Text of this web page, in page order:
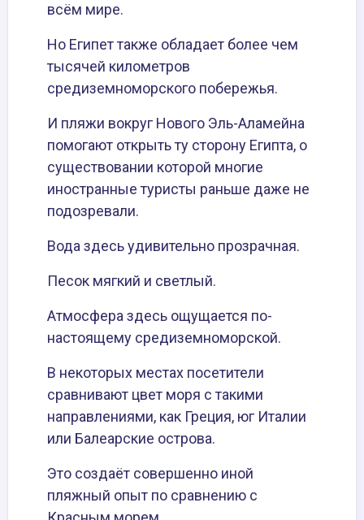
всём мире.
Но Египет также обладает более чем
тысячей километров
средиземноморского побережья.
И пляжи вокруг Нового Эль-Аламейна
помогают открыть ту сторону Египта, о
существовании которой многие
иностранные туристы раньше даже не
подозревали.
Вода здесь удивительно прозрачная.
Песок мягкий и светлый.
Атмосфера здесь ощущается по-
настоящему средиземноморской.
В некоторых местах посетители
сравнивают цвет моря с такими
направлениями, как Греция, юг Италии
или Балеарские острова.
Это создаёт совершенно иной
пляжный опыт по сравнению с